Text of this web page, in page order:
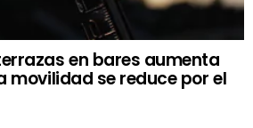
en bares aumenta
movilidad se reduce por el